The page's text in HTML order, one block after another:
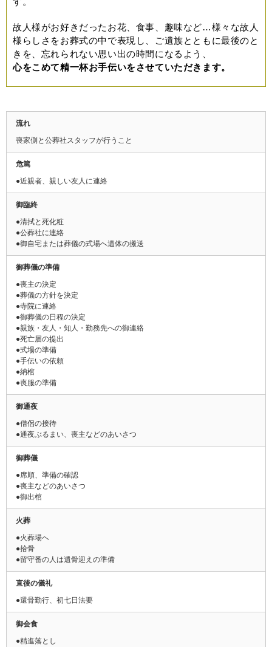
故人様がお好きだったお花、食事、趣味など…様々な故人
様らしさをお葬式の中で表現し、ご遺族とともに最後のと
きを、忘れられない思い出の時間になるよう、
心をこめて精一杯お手伝いをさせていただきます。
流れ
喪家側と公葬社スタッフが行うこと
危篤
●近親者、親しい友人に連絡
御臨終
●清拭と死化粧
●公葬社に連絡
●御自宅または葬儀の式場へ遺体の搬送
御葬儀の準備
●喪主の決定
●葬儀の方針を決定
●寺院に連絡
●御葬儀の日程の決定
●親族・友人・知人・勤務先への御連絡
●死亡届の提出
●式場の準備
●手伝いの依頼
●納棺
●喪服の準備
御通夜
●僧侶の接待
●通夜ぶるまい、喪主などのあいさつ
御葬儀
●席順、準備の確認
●喪主などのあいさつ
●御出棺
火葬
●火葬場へ
●拾骨
●留守番の人は遺骨迎えの準備
直後の儀礼
●還骨勤行、初七日法要
御会食
●精進落とし